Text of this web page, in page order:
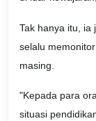
Tak hanya itu, ia
selalu
masing.
"Kepada para
situasi